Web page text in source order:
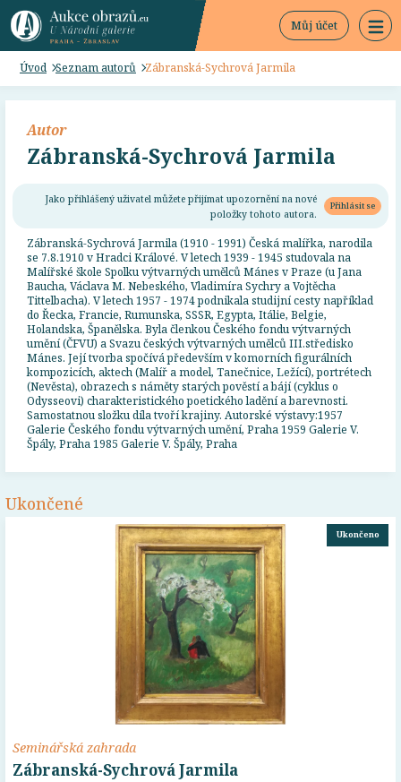
Můj účet
Úvod Seznam autorů Zábranská-Sychrová Jarmila
Autor
Zábranská-Sychrová Jarmila
Jako přihlášený uživatel můžete přijímat upozornění na nové
položky tohoto autora.
Přihlásit se
Zábranská-Sychrová Jarmila (1910 - 1991) Česká malířka, narodila
se 7.8.1910 v Hradci Králové. V letech 1939 - 1945 studovala na
Malířské škole Spolku výtvarných umělců Mánes v Praze (u Jana
Baucha, Václava M. Nebeského, Vladimíra Sychry a Vojtěcha
Tittelbacha). V letech 1957 - 1974 podnikala studijní cesty například
do Řecka, Francie, Rumunska, SSSR, Egypta, Itálie, Belgie,
Holandska, Španělska. Byla členkou Českého fondu výtvarných
umění (ČFVU) a Svazu českých výtvarných umělců III.středisko
Mánes. Její tvorba spočívá především v komorních figurálních
kompozicích, aktech (Malíř a model, Tanečnice, Ležící), portrétech
(Nevěsta), obrazech s náměty starých pověstí a bájí (cyklus o
Odysseovi) charakteristického poetického ladění a barevnosti.
Samostatnou složku díla tvoří krajiny. Autorské výstavy:1957
Galerie Českého fondu výtvarných umění, Praha 1959 Galerie V.
Špály, Praha 1985 Galerie V. Špály, Praha
Ukončené
Ukončeno
Seminářská zahrada
Zábranská-Sychrová Jarmila